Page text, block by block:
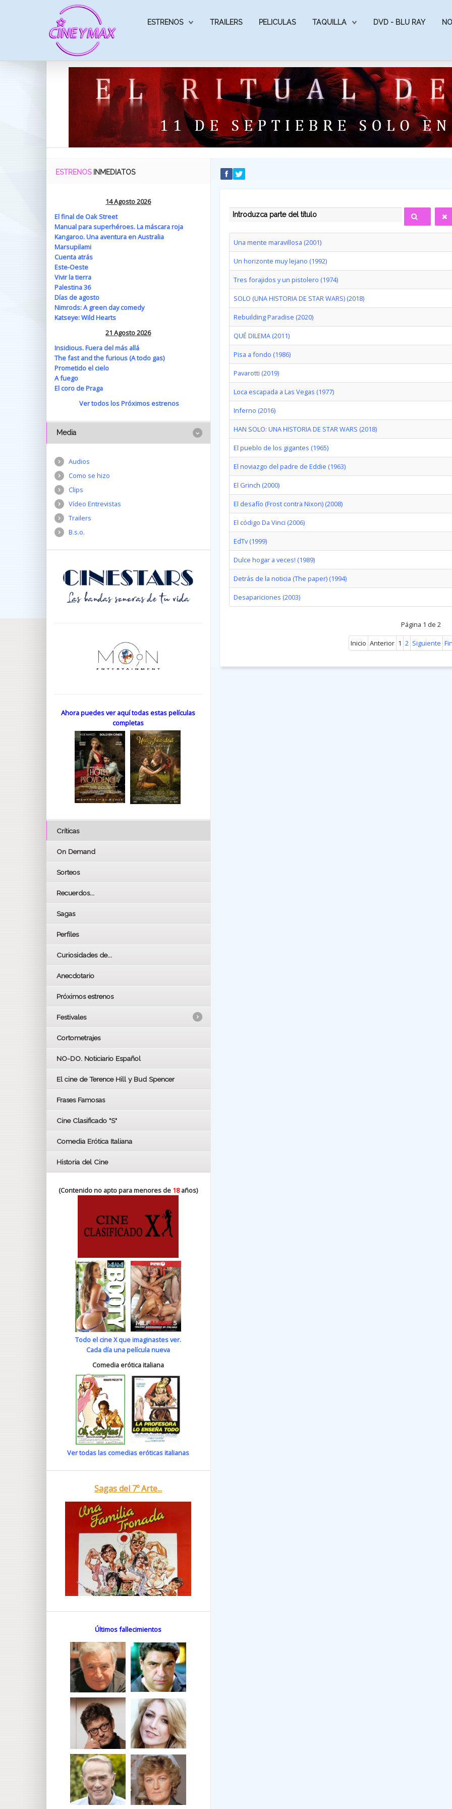
ESTRENOS TRAILERS PELICULAS TAQUILLA DVD - BLU RAY
INTRODUZCA PARTE DEL TÍTULO
Una mente maravillosa (2001)
Un horizonte muy lejano (1992)
Tres forajidos y un pistolero (1974)
SOLO (UNA HISTORIA DE STAR WARS) (2018)
Rebuilding Paradise (2020)
QUÉ DILEMA (2011)
Pisa a fondo (1986)
Pavarotti (2019)
Loca escapada a Las Vegas (1977)
Inferno (2016)
HAN SOLO: UNA HISTORIA DE STAR WARS (2018)
El pueblo de los gigantes (1965)
El noviazgo del padre de Eddie (1963)
El Grinch (2000)
El desafío (Frost contra Nixon) (2008)
El código Da Vinci (2006)
EdTv (1999)
Dulce hogar a veces! (1989)
Detrás de la noticia (The paper) (1994)
Desapariciones (2003)
Página 1 de 2
Inicio Anterior 1 2 Siguiente
ESTRENOS INMEDIATOS
14 Agosto 2026
El final de Oak Street
Manual para superhéroes. La máscara roja
Kangaroo. Una aventura en Australia
Marsupilami
Cuenta atrás
Este-Oeste
Vivir la tierra
Palestina 36
Días de agosto
Nimrods: A green day comedy
Katseye: Wild Hearts
21 Agosto 2026
Insidious. Fuera del más allá
The fast and the furious (A todo gas)
Prometido el cielo
A fuego
El coro de Praga
Ver todos los Próximos estrenos
Media
Audios
Como se hizo
Clips
Vídeo Entrevistas
Trailers
B.s.o.
Ahora puedes ver aquí todas estas películas
completas
Críticas
On Demand
Sorteos
Recuerdos...
Sagas
Perfiles
Curiosidades de...
Anecdotario
Próximos estrenos
Festivales
LOS OSCARS
BAFTA
Cortometrajes
NO-DO. Noticiario Español
El cine de Terence Hill y Bud Spencer
Frases Famosas
Cine Clasificado "S"
Comedia Erótica Italiana
Historia del Cine
(Contenido no apto para menores de 18años)
Todo el cine X que imaginastes ver.
Cada día una película nueva
Comedia erótica italiana
Ver todas las comedias eróticas italianas
Sagas del 7º Arte...
Últimos fallecimientos